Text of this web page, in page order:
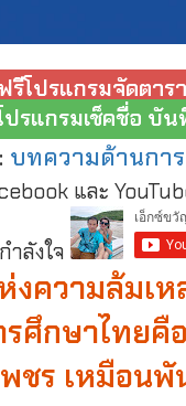
รีโปรแกรมจัดตาร
ปรแกรมเช็คชื่อ บั
บทความด้านกา
และ
ำลังใจ
ความล้มเห
ศึกษาไทยคือ
พชร เหมือนพั